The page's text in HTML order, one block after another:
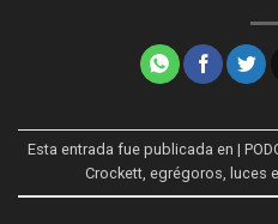
Esta entrada fue publicada en |
Crockett egrégoros luces